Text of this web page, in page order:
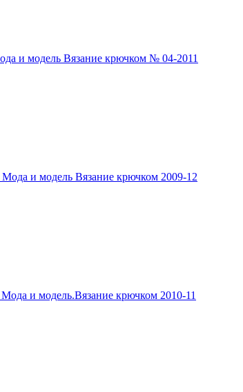
и модель Вязание крючком № 04-2011
и модель Вязание крючком 2009-12
и модель.Вязание крючком 2010-11